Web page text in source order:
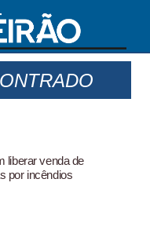
liberar venda de
por incêndios